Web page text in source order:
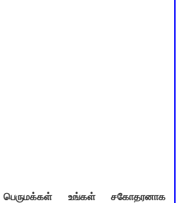
பெருமக்கள் உங்கள் சகோதரனாக